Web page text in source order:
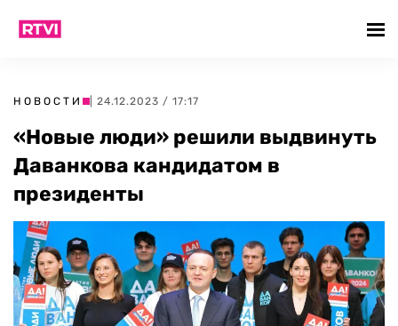
НОВОСТИ | 24.12.2023 / 17:17
«Новые люди» решили выдвинуть
Даванкова кандидатом в
президенты